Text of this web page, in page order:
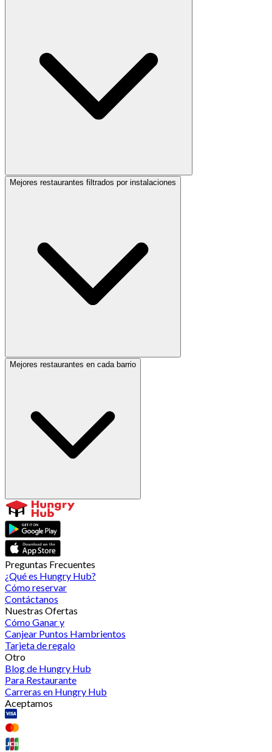
Mejores restaurantes filtrados por instalaciones
Mejores restaurantes en cada barrio
Preguntas Frecuentes
¿Qué es Hungry Hub?
Cómo reservar
Contáctanos
Nuestras Ofertas
Cómo Ganar y
Canjear Puntos Hambrientos
Tarjeta de regalo
Otro
Blog de Hungry Hub
Para Restaurante
Carreras en Hungry Hub
Aceptamos